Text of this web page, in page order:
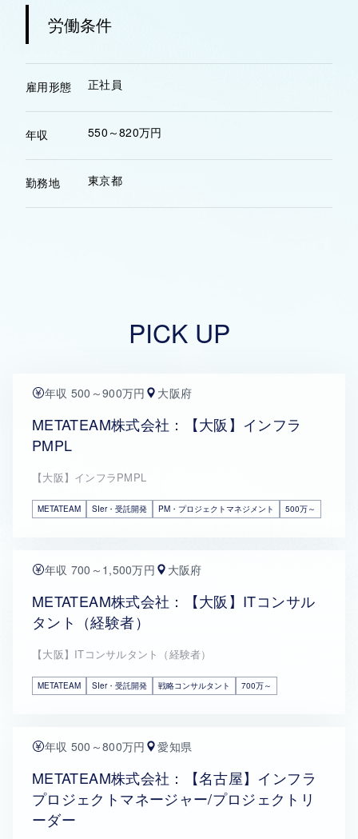
労働条件
雇用形態 正社員
年収 550～820万円
勤務地 東京都
PICK UP
年収 500～900万円 大阪府
METATEAM株式会社：【大阪】インフラ
PMPL
【大阪】インフラPMPL
METATEAM SIer・受託開発 PM・プロジェクトマネジメント 500万～
年収 700～1,500万円 大阪府
METATEAM株式会社：【大阪】ITコンサル
タント（経験者）
【大阪】ITコンサルタント（経験者）
METATEAM SIer・受託開発 戦略コンサルタント 700万～
年収 500～800万円 愛知県
METATEAM株式会社：【名古屋】インフラ
プロジェクトマネージャー/プロジェクトリ
ーダー